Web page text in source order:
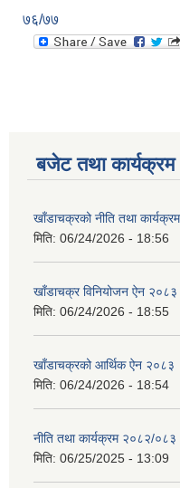
७६/७७
बजेट तथा कार्यक्रम
खाँडाचक्रको नीति तथा
मिति: 06/24/2026 - 18:56
खाँडाचक्र विनियोजन ऐन २०८३
मिति: 06/24/2026 - 18:55
खाँडाचक्रको आर्थिक ऐन २०८३
मिति: 06/24/2026 - 18:54
नीति तथा कार्यक्रम २०८२/०८३
मिति: 06/25/2025 - 13:09